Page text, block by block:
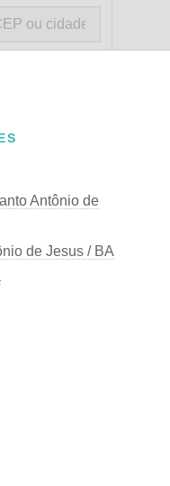
Antônio de
de Jesus / BA